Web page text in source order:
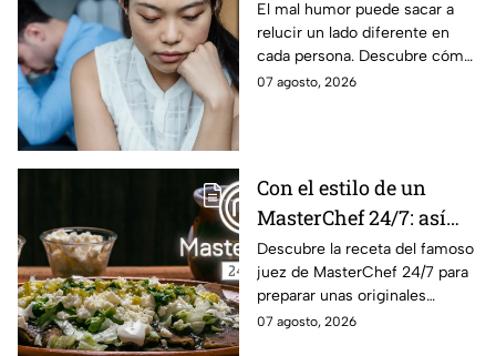
mal humor?
El mal humor puede sacar a
relucir un lado diferente en
cada persona. Descubre cómo
reacciona cada signo del
07 agosto, 2026
Con el estilo de un
MasterChef 24/7: así
prepara el Chef Herrera
unas enfrijoladas al
chipotle
Descubre la receta del famoso
juez de MasterChef 24/7 para
preparar unas originales
enfrijoladas con una salsa llena
07 agosto, 2026